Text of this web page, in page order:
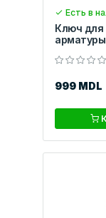
Есть в
Ключ для
арматуры
999 MDL